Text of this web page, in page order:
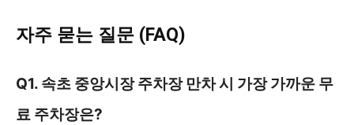
자주 묻는 질문 (FAQ)
Q1. 속초 중앙시장 주차장 만차 시 가장 가까운 무
료 주차장은?